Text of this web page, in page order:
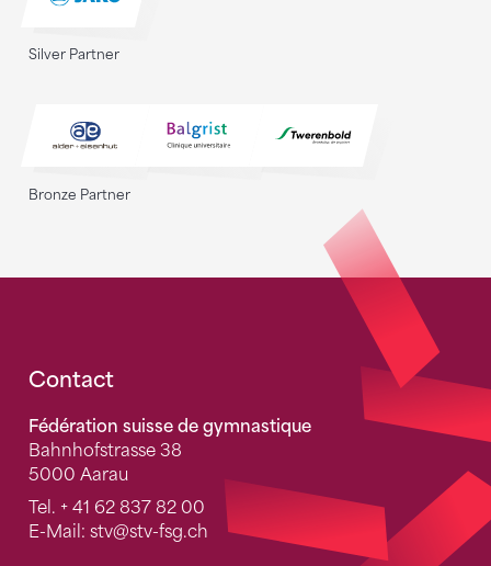
Silver Partner
Bronze Partner
Fusszeile
Contact
Fédération suisse de gymnastique
Bahnhofstrasse 38
5000 Aarau
Tel. + 41 62 837 82 00
E-Mail: stv@stv-fsg.ch